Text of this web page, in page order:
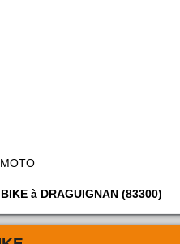
à DRAGUIGNAN (83300)